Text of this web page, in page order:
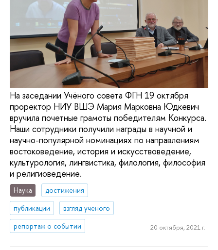
На заседании Учёного совета ФГН 19 октября
проректор НИУ ВШЭ Мария Марковна Юдкевич
вручила почетные грамоты победителям Конкурса.
Наши сотрудники получили награды в научной и
научно-популярной номинациях по направлениям
востоковедение, история и искусствоведение,
культурология, лингвистика, филология, философия
и религиоведение.
Наука
достижения
публикации
взгляд ученого
репортаж о событии
20 октября, 2021 г.